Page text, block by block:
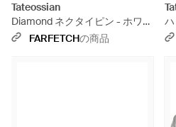
Tateossian
Diamond ネクタイピン - ホワイ
ト
FARFETCHの商品